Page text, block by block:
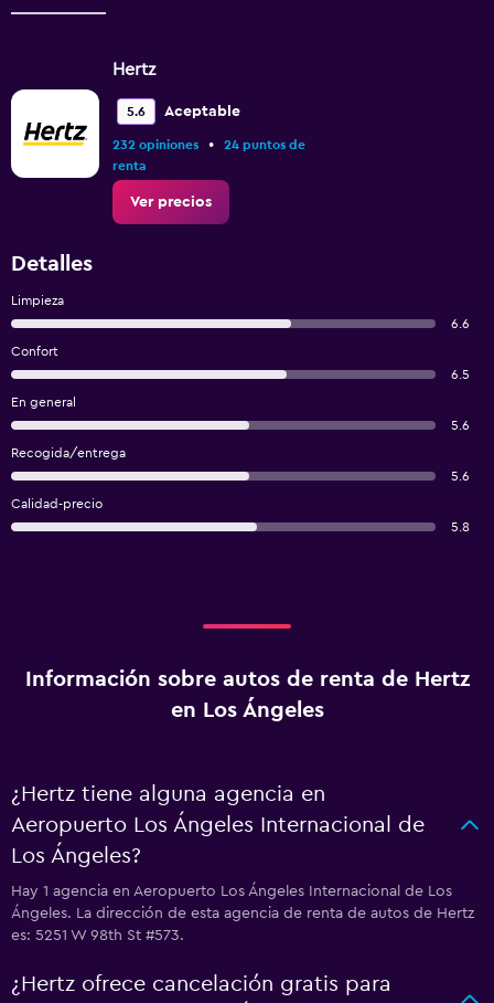
Hertz
5.6 Aceptable
232 opiniones •
24 puntos de
renta
Ver precios
Detalles
Limpieza
6.6
Confort
6.5
En general
5.6
Recogida/entrega
5.6
Calidad-precio
5.8
Información sobre autos de renta de Hertz
en Los Ángeles
¿Hertz tiene alguna agencia en
Aeropuerto Los Ángeles Internacional de
Los Ángeles?
Hay 1 agencia en Aeropuerto Los Ángeles Internacional de Los
Ángeles. La dirección de esta agencia de renta de autos de Hertz
es: 5251 W 98th St #573.
¿Hertz ofrece cancelación gratis para